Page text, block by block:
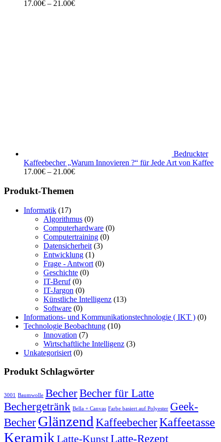
17.00€ – 21.00€
Bedruckter
Kaffeebecher „Warum Innovieren ?“ für Jede Art von Kaffee
17.00€ – 21.00€
Produkt-Themen
Informatik (17)
Algorithmus (0)
Computerhardware (0)
Computertraining (0)
Datensicherheit (3)
Entwicklung (1)
Frage - Antwort (0)
Geschichte (0)
IT-Beruf (0)
IT-Jargon (0)
Künstliche Intelligenz (13)
Software (0)
Informations- und Kommunikationstechnologie ( IKT ) (0)
Technologie Beobachtung (10)
Innovation (7)
Wirtschaftliche Intelligenz (3)
Unkategorisiert (0)
Produkt Schlagwörter
3001 Baumwolle BecherBecher für Latte
Bechergetränk Bella + Canvas Farbe basiert auf Polyester Geek-
BecherGlänzend KaffeebecherKaffeetasse
Keramik Latte-KunstLatte-Rezept